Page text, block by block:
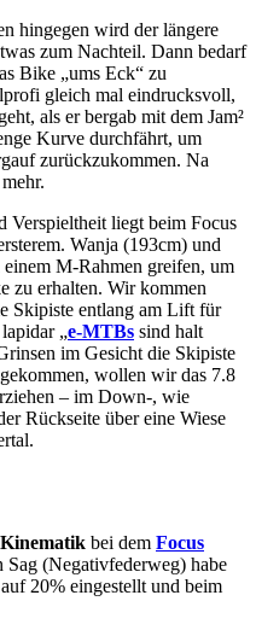
hingegen wird der längere
zum Nachteil. Dann bedarf
Bike „ums Eck“ zu
gleich mal eindrucksvoll,
als er bergab mit dem Jam²
Kurve durchfährt, um
zurückzukommen. Na
Verspieltheit liegt beim Focus
Wanja (193cm) und
M-Rahmen greifen, um
zu erhalten. Wir kommen
Skipiste entlang am Lift für
„e-MTBs sind halt
im Gesicht die Skipiste
wollen wir das 7.8
– im Down-, wie
Rückseite über eine Wiese
Kinematik bei dem Focus
Sag (Negativfederweg) habe
auf 20% eingestellt und beim